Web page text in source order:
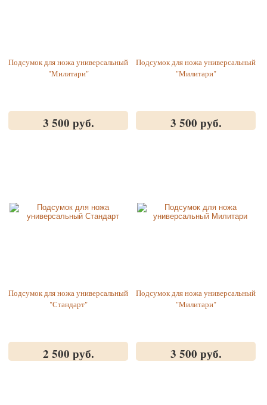
Подсумок для ножа универсальный
"Милитари"
3 500 руб.
Подсумок для ножа универсальный
"Милитари"
3 500 руб.
Подсумок для ножа универсальный
"Стандарт"
2 500 руб.
Подсумок для ножа универсальный
"Милитари"
3 500 руб.